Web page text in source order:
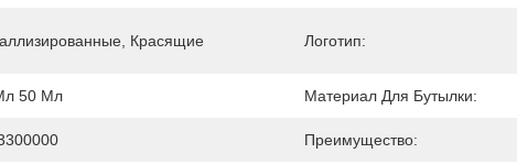
Красящие Логотип:
50 Мл Материал Для Бутылки:
Преимущество: